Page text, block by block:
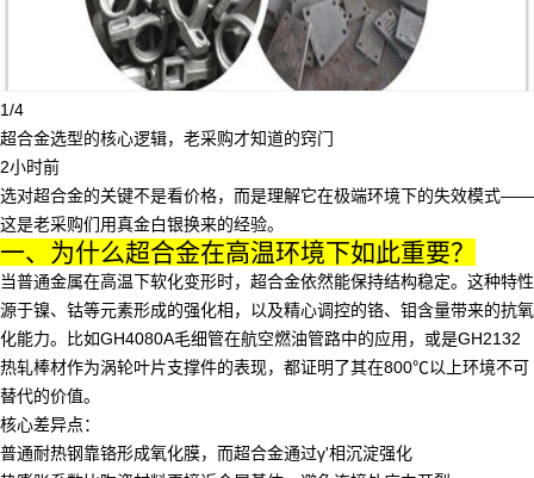
1/4
超合金选型的核心逻辑，老采购才知道的窍门
2小时前
选对超合金的关键不是看价格，而是理解它在极端环境下的失效模式——
这是老采购们用真金白银换来的经验。
一、为什么超合金在高温环境下如此重要？
当普通金属在高温下软化变形时， 超合金依然能保持结构稳定。这种特性
源于镍、钴等元素形成的强化相，以及精心调控的铬、钼含量带来的抗氧
化能力。比如GH4080A毛细管在航空燃油管路中的应用，或是GH2132
热轧棒材作为涡轮叶片支撑件的表现，都证明了其在800℃以上环境不可
替代的价值。
核心差异点：
普通耐热钢靠铬形成氧化膜，而超合金通过γ'相沉淀强化